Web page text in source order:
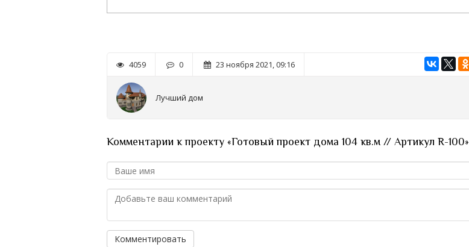
4059 0 23 ноября 2021, 09:16
Лучший дом
Комментарии к проекту «Готовый проект дома 104 кв.м // Артикул R-100»
Комментировать